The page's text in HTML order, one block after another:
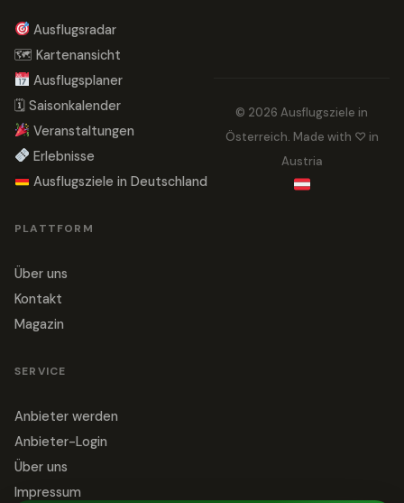
Ausflugsradar
🗺 Kartenansicht
Ausflugsplaner
🗓 Saisonkalender
Veranstaltungen
Erlebnisse
Ausflugsziele in Deutschland
PLATTFORM
Über uns
Kontakt
Magazin
SERVICE
Anbieter werden
Anbieter-Login
Über uns
Impressum
© 2026 Ausflugsziele in
Österreich. Made with ♡ in
Austria